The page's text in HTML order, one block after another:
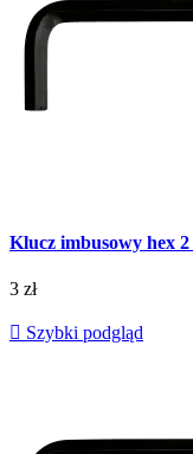
Klucz imbusowy hex
3 zł
 Szybki podgląd